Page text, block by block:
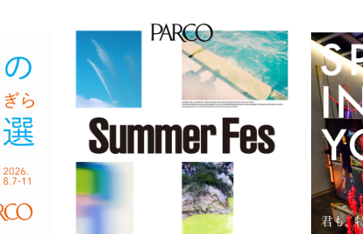
レストラン・カフェ
TAX FREE
PARCOメンバーズ
日本語